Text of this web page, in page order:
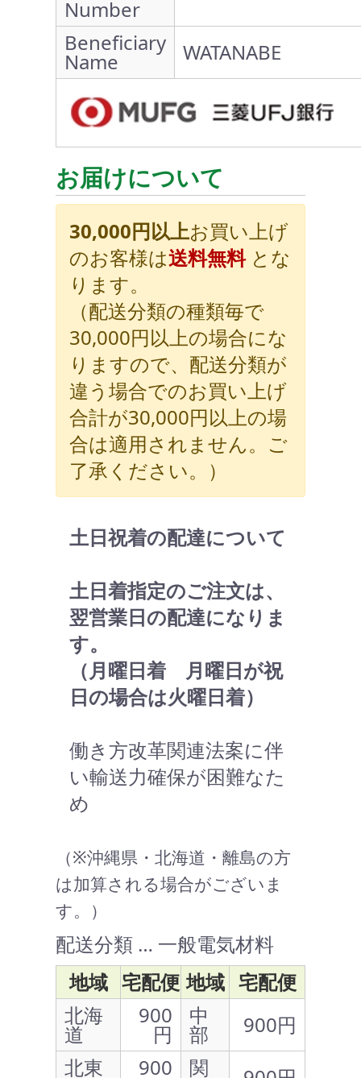
Number
Beneficiary
Name WATANABE
お届けについて
30,000円以上お買い上げ
のお客様は送料無料とな
ります。
（配送分類の種類毎で
30,000円以上の場合にな
りますので、配送分類が
違う場合でのお買い上げ
合計が30,000円以上の場
合は適用されません。ご
了承ください。）
土日祝着の配達について
土日着指定のご注文は、
翌営業日の配達になりま
す。
（月曜日着 月曜日が祝
日の場合は火曜日着）
働き方改革関連法案に伴
い輸送力確保が困難なた
め
（※沖縄県・北海道・離島の方
は加算される場合がございま
す。）
配送分類 … 一般電気材料
地域 宅配便 地域 宅配便
北海
道
900
円
中
部
900円
北東
900 関